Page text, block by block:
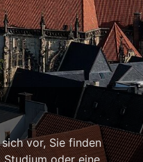
vor, Sie finden